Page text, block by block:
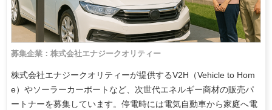
募集企業：株式会社エナジークオリティー
株式会社エナジークオリティーが提供するV2H（Vehicle to Hom
e）やソーラーカーポートなど、次世代エネルギー商材の販売パ
ートナーを募集しています。停電時には電気自動車から家庭へ電